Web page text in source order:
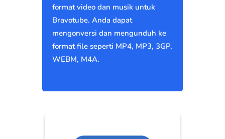
format video dan musik untuk
Bravotube. Anda dapat
mengonversi dan mengunduh ke
format file seperti MP4, MP3, 3GP,
WEBM, M4A.